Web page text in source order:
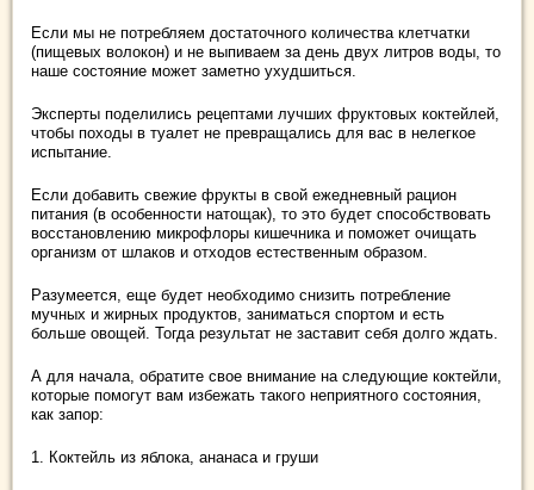
Если мы не потребляем достаточного количества клетчатки
(пищевых волокон) и не выпиваем за день двух литров воды, то
наше состояние может заметно ухудшиться.
Эксперты поделились рецептами лучших фруктовых коктейлей,
чтобы походы в туалет не превращались для вас в нелегкое
испытание.
Если добавить свежие фрукты в свой ежедневный рацион
питания (в особенности натощак), то это будет способствовать
восстановлению микрофлоры кишечника и поможет очищать
организм от шлаков и отходов естественным образом.
Разумеется, еще будет необходимо снизить потребление
мучных и жирных продуктов, заниматься спортом и есть
больше овощей. Тогда результат не заставит себя долго ждать.
А для начала, обратите свое внимание на следующие коктейли,
которые помогут вам избежать такого неприятного состояния,
как запор:
1. Коктейль из яблока, ананаса и груши